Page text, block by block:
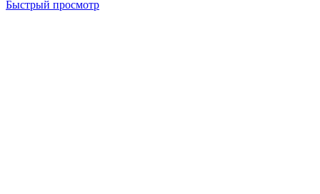
Быстрый просмотр